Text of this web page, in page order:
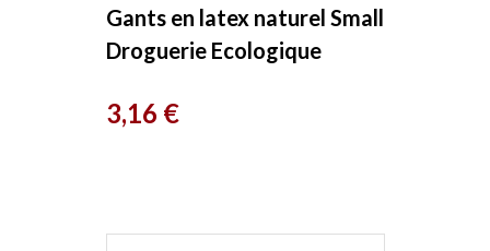
Gants en latex naturel Small
Droguerie Ecologique
Prix
3,16 €